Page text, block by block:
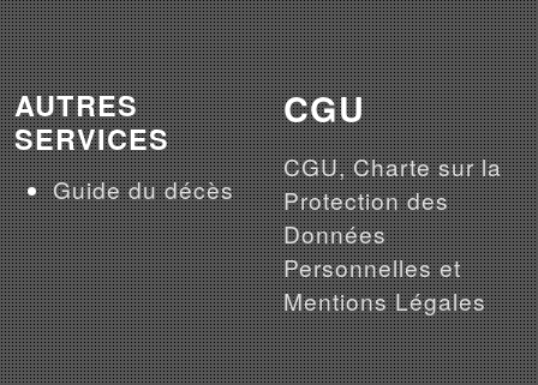
AUTRES
SERVICES
Guide du décès
CGU
CGU, Charte sur la
Protection des
Données
Personnelles et
Mentions Légales